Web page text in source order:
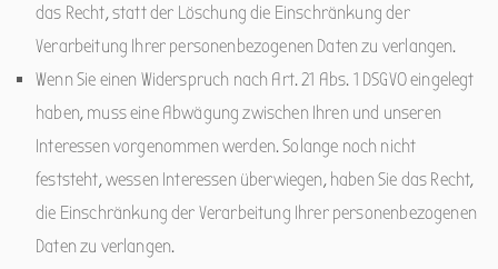
das Recht, statt der Löschung die Einschränkung der
Verarbeitung Ihrer personenbezogenen Daten zu verlangen.
Wenn Sie einen Widerspruch nach Art. 21 Abs. 1 DSGVO eingelegt
haben, muss eine Abwägung zwischen Ihren und unseren
Interessen vorgenommen werden. Solange noch nicht
feststeht, wessen Interessen überwiegen, haben Sie das Recht,
die Einschränkung der Verarbeitung Ihrer personenbezogenen
Daten zu verlangen.